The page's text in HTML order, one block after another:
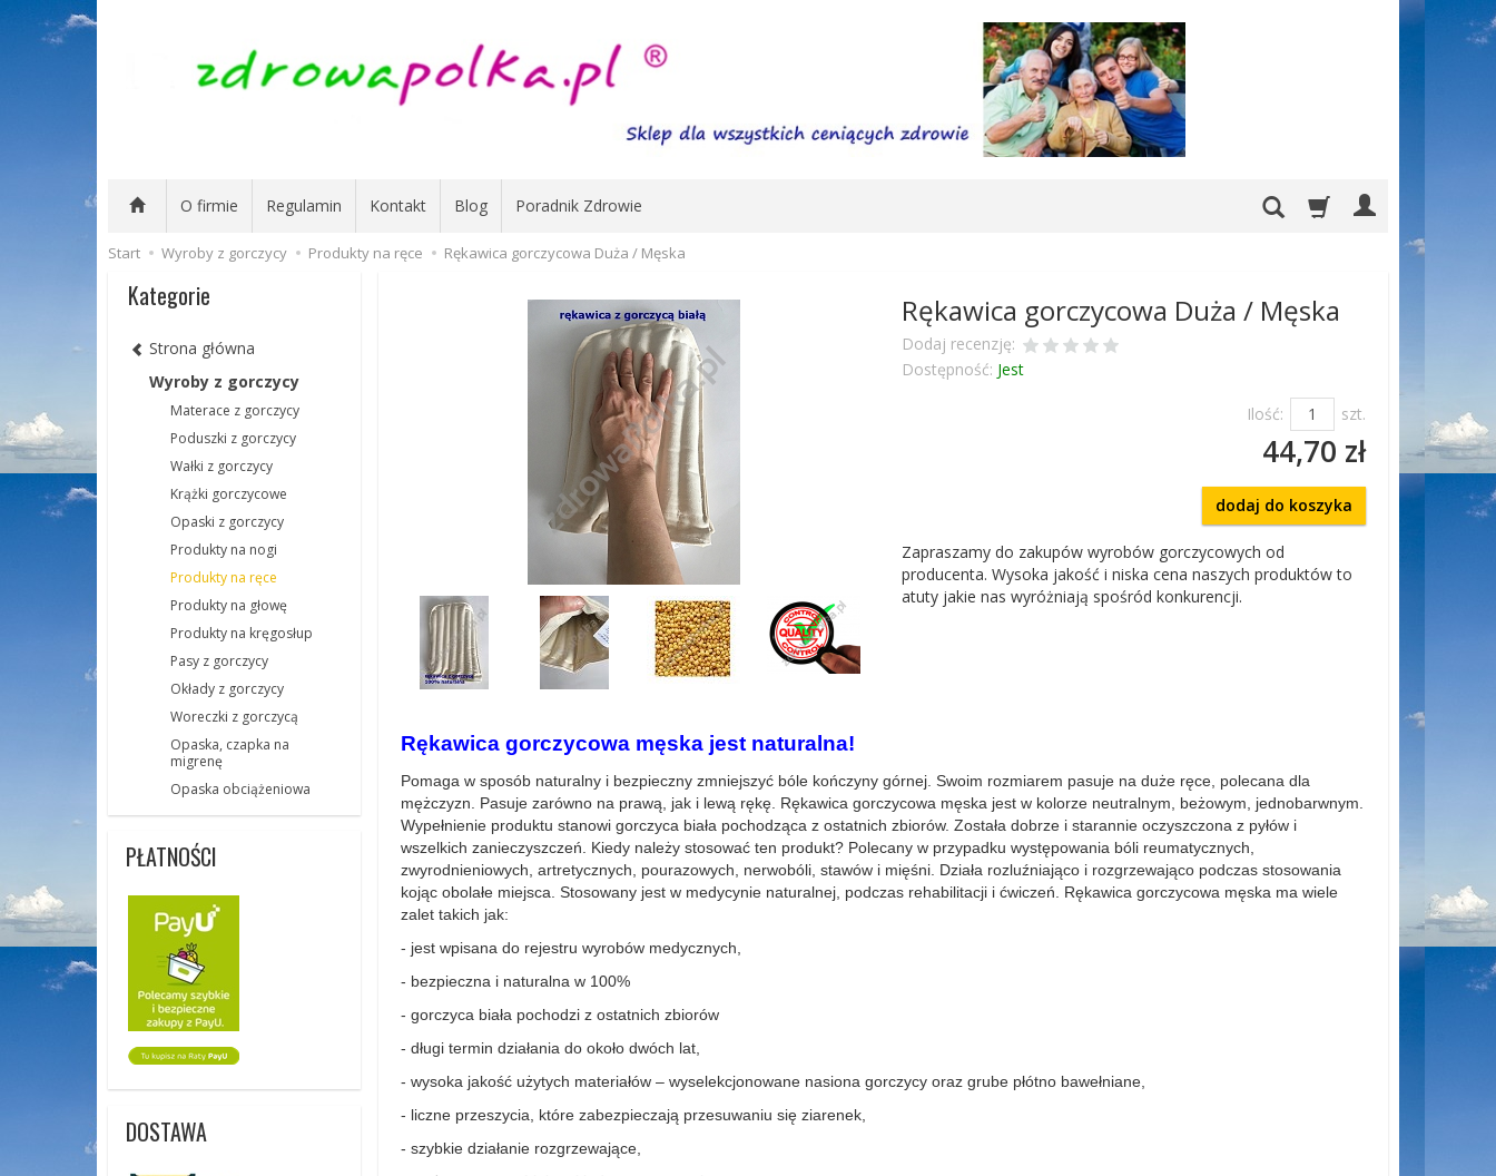
O firmie Regulamin Kontakt Blog Poradnik Zdrowie
Start Wyroby z gorczycy Produkty na ręce Rękawica gorczycowa Duża / Męska
Rękawica gorczycowa Duża / Męska
Dodaj recenzję:
Dostępność: Jest
Ilość: szt.
44,70 zł
dodaj do koszyka
Zapraszamy do zakupów wyrobów gorczycowych od
producenta. Wysoka jakość i niska cena naszych produktów to
atuty jakie nas wyróżniają spośród konkurencji.
Rękawica gorczycowa męska jest naturalna!
Pomaga w sposób naturalny i bezpieczny zmniejszyć bóle kończyny górnej. Swoim rozmiarem pasuje na duże ręce, polecana dla
mężczyzn. Pasuje zarówno na prawą, jak i lewą rękę. Rękawica gorczycowa męska jest w kolorze neutralnym, beżowym, jednobarwnym.
Wypełnienie produktu stanowi gorczyca biała pochodząca z ostatnich zbiorów. Została dobrze i starannie oczyszczona z pyłów i
wszelkich zanieczyszczeń. Kiedy należy stosować ten produkt? Polecany w przypadku występowania bóli reumatycznych,
zwyrodnieniowych, artretycznych, pourazowych, nerwobóli, stawów i mięśni. Działa rozluźniająco i rozgrzewająco podczas stosowania
kojąc obolałe miejsca. Stosowany jest w medycynie naturalnej, podczas rehabilitacji i ćwiczeń. Rękawica gorczycowa męska ma wiele
zalet takich jak:
- jest wpisana do rejestru wyrobów medycznych,
- bezpieczna i naturalna w 100%
- gorczyca biała pochodzi z ostatnich zbiorów
- długi termin działania do około dwóch lat,
- wysoka jakość użytych materiałów – wyselekcjonowane nasiona gorczycy oraz grube płótno bawełniane,
- liczne przeszycia, które zabezpieczają przesuwaniu się ziarenek,
- szybkie działanie rozgrzewające,
Kategorie
Strona główna
Wyroby z gorczycy
Materace z gorczycy
Poduszki z gorczycy
Wałki z gorczycy
Krążki gorczycowe
Opaski z gorczycy
Produkty na nogi
Produkty na ręce
Produkty na głowę
Produkty na kręgosłup
Pasy z gorczycy
Okłady z gorczycy
Woreczki z gorczycą
Opaska, czapka na
migrenę
Opaska obciążeniowa
PŁATNOŚCI
DOSTAWA